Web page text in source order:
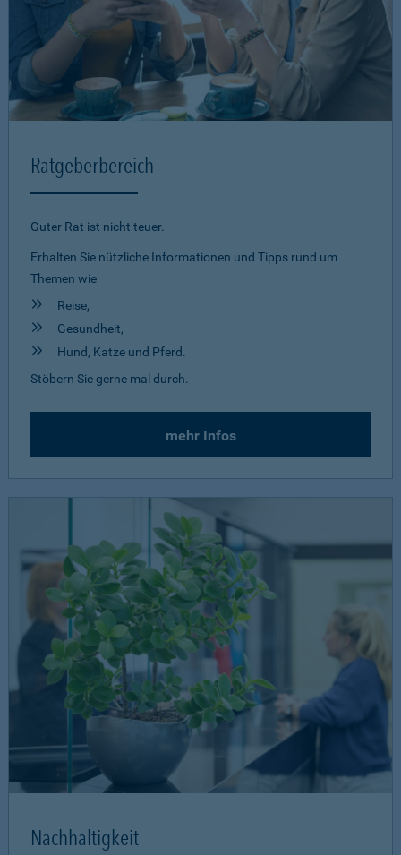
Ratgeberbereich
Guter Rat ist nicht teuer.
Erhalten Sie nützliche Informationen und Tipps rund um
Themen wie
Reise,
Gesundheit,
Hund, Katze und Pferd.
Stöbern Sie gerne mal durch.
mehr Infos
Nachhaltigkeit